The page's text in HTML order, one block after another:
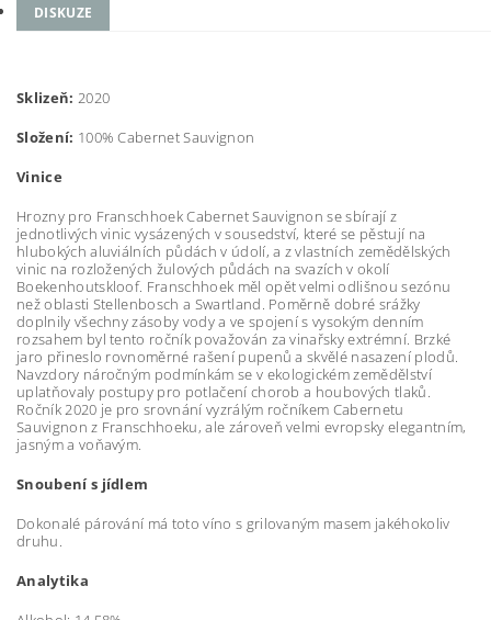
DISKUZE
Sklizeň: 2020
Složení: 100% Cabernet Sauvignon
Vinice
Hrozny pro Franschhoek Cabernet Sauvignon se sbírají z
jednotlivých vinic vysázených v sousedství, které se pěstují na
hlubokých aluviálních půdách v údolí, a z vlastních zemědělských
vinic na rozložených žulových půdách na svazích v okolí
Boekenhoutskloof. Franschhoek měl opět velmi odlišnou sezónu
než oblasti Stellenbosch a Swartland. Poměrně dobré srážky
doplnily všechny zásoby vody a ve spojení s vysokým denním
rozsahem byl tento ročník považován za vinařsky extrémní. Brzké
jaro přineslo rovnoměrné rašení pupenů a skvělé nasazení plodů.
Navzdory náročným podmínkám se v ekologickém zemědělství
uplatňovaly postupy pro potlačení chorob a houbových tlaků.
Ročník 2020 je pro srovnání vyzrálým ročníkem Cabernetu
Sauvignon z Franschhoeku, ale zároveň velmi evropsky elegantním,
jasným a voňavým.
Snoubení s jídlem
Dokonalé párování má toto víno s grilovaným masem jakéhokoliv
druhu.
Analytika